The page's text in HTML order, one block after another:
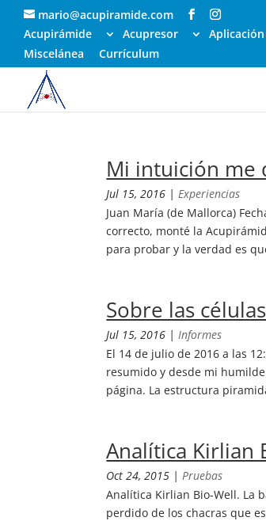
mario@acupiramide.com
Acupirámide
Acupresor
Miscelánea
Currículum
Mi intuición me
Jul 15, 2016 |Experiencias
Juan María (de Mallorca)
correcto, monté la
para probar y la verdad es
Sobre las
Jul 15, 2016 |Informes
El 14 de julio de 2016 a las
resumido y desde mi
página. La estructura
Analítica Kirlian
Oct 24, 2015 |Pruebas
Analítica Kirlian Bio-Well. La
perdido de los chacras que